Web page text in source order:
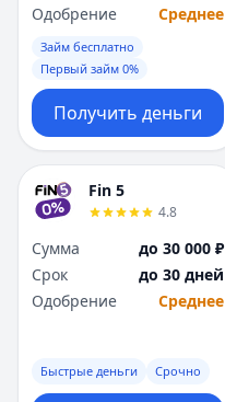
Одобрение
Среднее
Займ бесплатно
Первый займ 0%
Получить деньги
Fin 5
4.8
Сумма
до 30 000 ₽
Срок
до 30 дней
Одобрение
Среднее
Быстрые деньги Срочно